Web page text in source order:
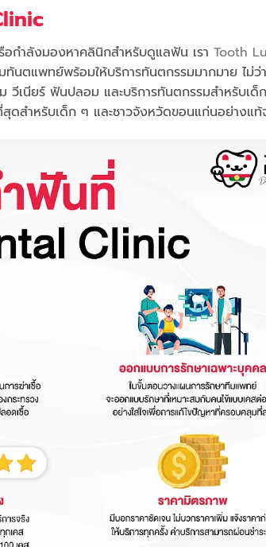
ำลังมองหาคลินิกสำหรับดูแลฟัน เรา Tooth
นตแพทย์พร้อมให้บริการทันตกรรมมากมาย ไม่ว่
นียร์ ฟันปลอม และบริการทันตกรรมสำหรับเด็
สำหรับเด็ก ๆ และชาวจังหวัดขอนแก่นอย่างแท้